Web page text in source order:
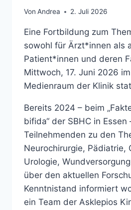
Von Andrea 2. Juli 2026
Eine Fortbildung zum
sowohl für Ärzt*innen als
Patient*innen und deren
Mittwoch, 17. Juni 2026
Medienraum der Klinik
Bereits 2024 – beim
bifida“ der SBHC in Essen
Teilnehmenden zu den
Neurochirurgie, Pädiatrie,
Urologie,
über den aktuellen
Kenntnistand informiert
ein Team der Asklepios